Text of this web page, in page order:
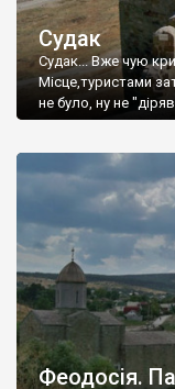
Судак
Судак... Вже чую
Місце,туристами
не було, ну не
Феодосія.